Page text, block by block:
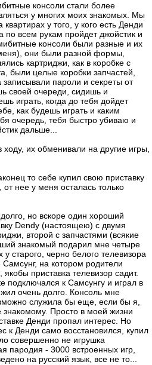
консоли стали более
у многих моих знакомых. Мы
у того, у кого есть Денди
по всем рукам пройдет джойстик и
консоли были разные и их
они были разной формы,
картриджи, как в коробке с
были целые коробки запчастей,
записывали пароли и секреты от
своей очереди, сидишь и
играть, когда до тебя дойдет
как будешь играть и каким
очередь, тебя быстро убиваю и
дальше...
их обменивали на другие игры,
то себе купил свою приставку
нее у меня осталась только
но вскоре один хороший
Dendy (настоящею) с двумя
второй с запчастями (всякие
знакомый подарил мне четыре
старого, черно белого телевизора
на котором родители
якобы приставка телевизор садит.
подключался к Самсунгу и играл в
очень долго. Консоль мне
служила бы еще, если бы я,
знакомому. Просто в моей жизни
Денди пропал интерес. Но
к Денди само восстановился, купил
совершенно не игрушка
пародия - 3000 встроенных игр,
на русский язык, все не то...